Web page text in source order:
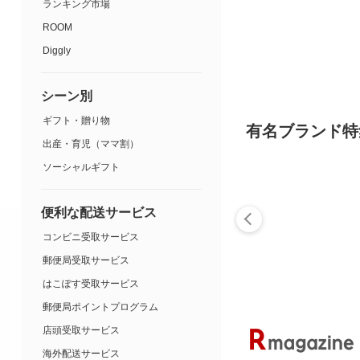
有名ブランド
ランキング市場
ROOM
Diggly
シーン別
ギフト・贈り物
出産・育児（ママ割）
ソーシャルギフト
便利な配送サービス
コンビニ受取サービス
郵便局受取サービス
はこぽす受取サービス
郵便局ポイントプログラム
店頭受取サービス
海外配送サービス